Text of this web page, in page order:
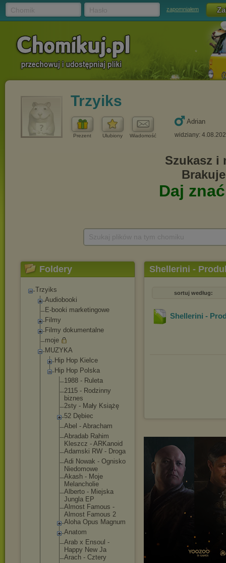
zapomniałem
Trzyiks
Prezent Ulubiony Wiadomość
Adrian
widziany:
Foldery
Trzyiks
Audiobooki
E-booki marketingowe
Filmy
Filmy dokumentalne
moje
MUZYKA
Hip Hop Kielce
Hip Hop Polska
1988 - Ruleta
2115 - Rodzinny
biznes
2sty - Mały Książę
52 Dębiec
Abel - Abracham
Abradab Rahim
Kleszcz - ARKanoid
Adamski RW - Droga
Adi Nowak - Ognisko
Niedomowe
Akash - Moje
Melancholie
Alberto - Miejska
Jungla EP
Almost Famous -
Almost Famous 2
Aloha Opus Magnum
Anatom
Arab x Ensoul -
Happy New Ja
Arach - Cztery
Shellerini -
sortuj według:
Shellerini -